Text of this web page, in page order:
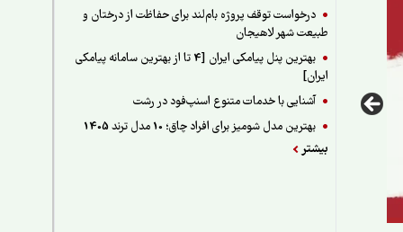
درخواست توقف پروژه بام‌لند برای حفاظت از درختان و
طبیعت شهر لاهیجان
بهترین پنل پیامکی ایران [4 تا از بهترین سامانه پیامکی
ایران]
آشنایی با خدمات متنوع اسنپ‌فود در رشت
بهترین مدل شومیز برای افراد چاق؛ 10 مدل ترند 1405
بیشتر